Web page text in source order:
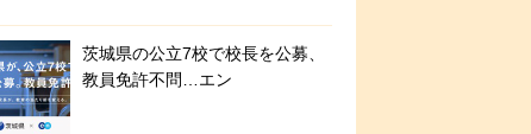
茨城県の公立7校で校長を公募、
教員免許不問…エン